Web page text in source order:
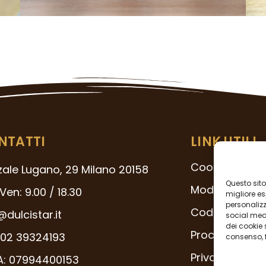
Questo
migliore
social
dei cookie
consenso,
Lugano, 29 Milano 20158
9.00 / 18.30
39324193
07994400153
LINK UTILI
Cookie Policy
Modello 231
Codice Etico
Procedura
Privacy Policy